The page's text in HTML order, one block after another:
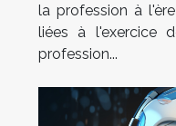
la profession à
liées à l'exercice
profession...